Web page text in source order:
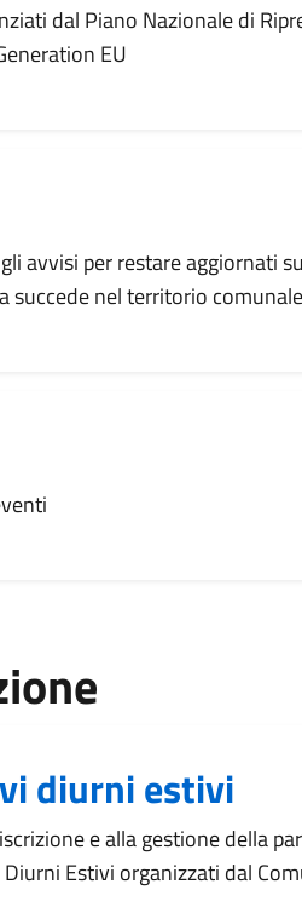
dal Piano Nazionale di
EU
avvisi per restare aggiornati
succede nel territorio
diurni estivi
e alla gestione della
Estivi organizzati dal